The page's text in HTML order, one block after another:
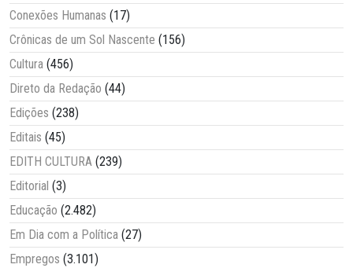
Conexões Humanas (17)
Crônicas de um Sol Nascente (156)
Cultura (456)
Direto da Redação (44)
Edições (238)
Editais (45)
EDITH CULTURA (239)
Editorial (3)
Educação (2.482)
Em Dia com a Política (27)
Empregos (3.101)